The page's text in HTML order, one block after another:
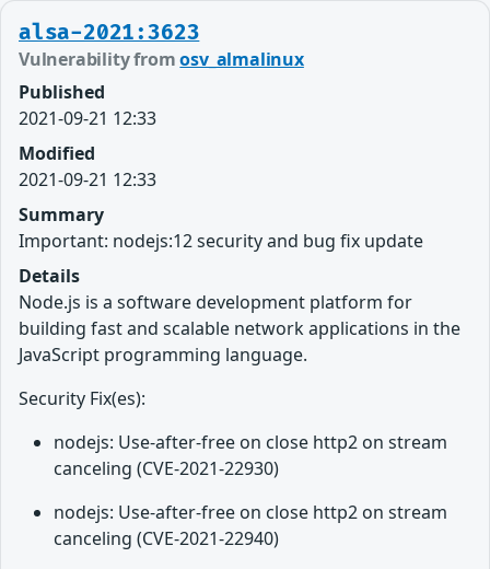
alsa-2021:3623
Vulnerability fromosv_almalinux
Published
2021-09-21 12:33
Modified
2021-09-21 12:33
Summary
Important: nodejs:12 security and bug fix update
Details
Node.js is a software development platform for
building fast and scalable network applications in the
JavaScript programming language.
Security Fix(es):
nodejs: Use-after-free on close http2 on stream
canceling (CVE-2021-22930)
nodejs: Use-after-free on close http2 on stream
canceling (CVE-2021-22940)